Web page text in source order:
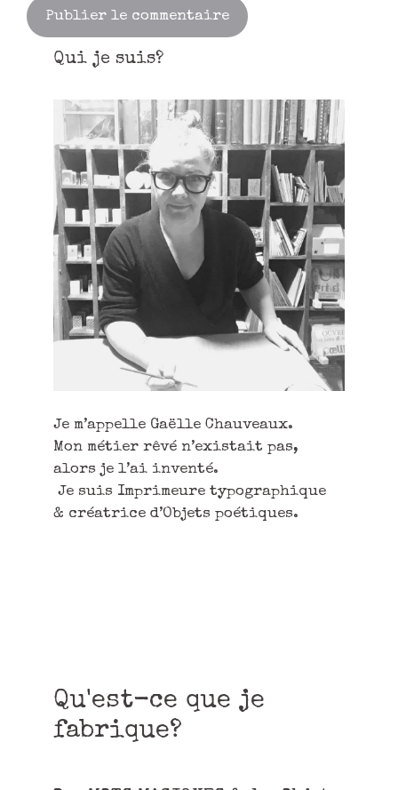
Qui je suis?
Je m’appelle Gaëlle Chauveaux.
Mon métier rêvé n’existait pas,
alors je l’ai inventé.
Je suis Imprimeure typographique
& créatrice d’Objets poétiques.
Qu'est-ce que je
fabrique?